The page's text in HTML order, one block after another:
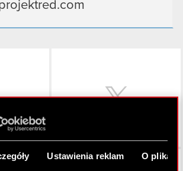
Ustawienia reklam O
Facebook